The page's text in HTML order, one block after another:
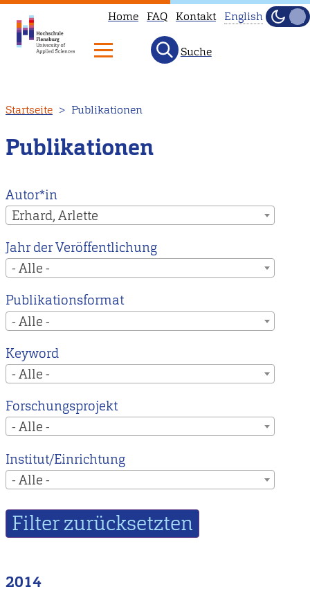
zum
Inhalt
Home FAQ Kontakt
to
our
main
instead.
English
Hell
Suche
Startseite Publikationen
Publikationen
Autor*in
Erhard, Arlette
Jahr der Veröffentlichung
- Alle -
Publikationsformat
- Alle -
Keyword
- Alle -
Forschungsprojekt
- Alle -
Institut/Einrichtung
- Alle -
2014